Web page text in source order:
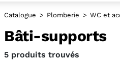
Catalogue Plomberie WC et
Bâti-supports
5 produits trouvés